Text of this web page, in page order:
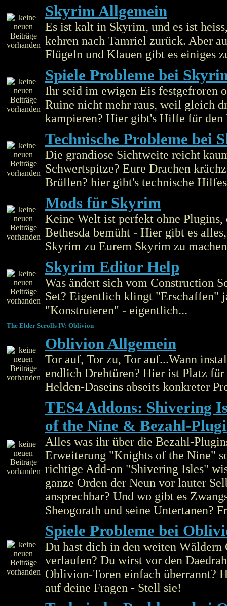
Skyrim Allgemein
Es ist kalt in Skyrim, und es ist
kehren nach Tamriel zurück. Aber
Flügeln und Klauen gibt es einiges
Spiele Probleme bei
Ihr seid im ewigen Eis festgefroren
Ruine nicht mehr raus, weil gleich
kampieren? Hier gibt's Hilfe für
Technische Probleme bei
Die grandiose Sichtweite reicht
Schwertspitze? Eure Drachen
Brüllen? hier gibt's technische
Mods für Skyrim
Keine Welt ist perfekt ohne Plugins,
Bethesda bemüht - Hier gibt es
Skyrim zu Eurem Skyrim zu
Skyrim Editor Help
Was ändert sich vom Construction
Set? Eigentlich klingt "Erschaffen"
"Konstruieren" - eigentlich...
The Elder Scrolls IV: Oblivion
Oblivion Allgemein
Tor auf, Tor zu, Tor auf...Wann
endlich Drehtüren? Hier ist Platz für
Helden-Daseins abseits konkreter
TES4 Addons: Shivering
of the Nine & Bezahl-
Alles was ihr über die Bezahl-
Erweiterung "Knights of the Nine"
richtige Add-on "Shivering Isles"
ganze Orden der Neun vor lauter
ansprechbar? Und wo gibt es
Sheogorath und seine Untertanen?
Spiele Probleme bei
Du hast dich in den weiten
verlaufen? Du wirst vor den
Oblivion-Toren einfach überrannt?
auf deine Fragen - Stell sie!